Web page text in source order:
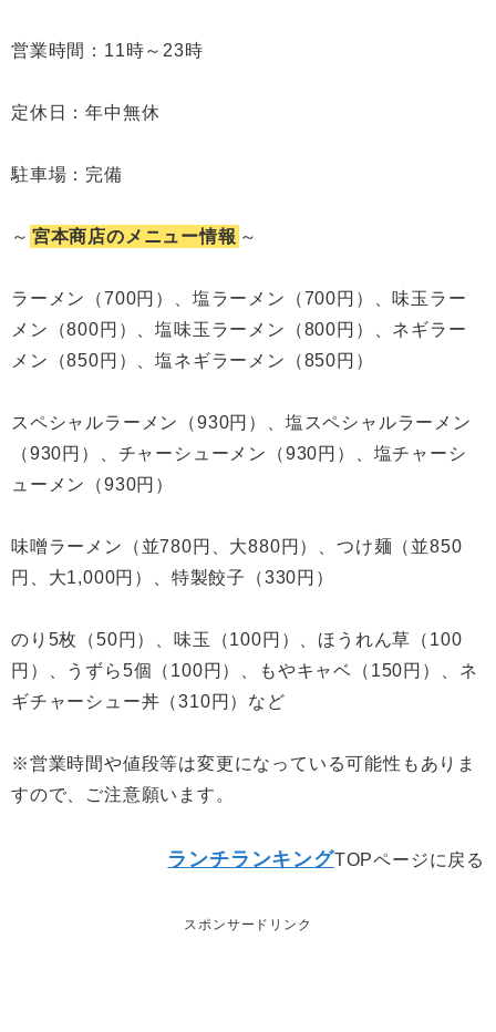
営業時間：11時～23時
定休日：年中無休
駐車場：完備
～ 宮本商店のメニュー情報 ～
ラーメン（700円）、塩ラーメン（700円）、味玉ラー
メン（800円）、塩味玉ラーメン（800円）、ネギラー
メン（850円）、塩ネギラーメン（850円）
スペシャルラーメン（930円）、塩スペシャルラーメン
（930円）、チャーシューメン（930円）、塩チャーシ
ューメン（930円）
味噌ラーメン（並780円、大880円）、つけ麺（並850
円、大1,000円）、特製餃子（330円）
のり5枚（50円）、味玉（100円）、ほうれん草（100
円）、うずら5個（100円）、もやキャベ（150円）、ネ
ギチャーシュー丼（310円）など
※営業時間や値段等は変更になっている可能性もありま
すので、ご注意願います。
ランチランキングTOPページに戻る
スポンサードリンク